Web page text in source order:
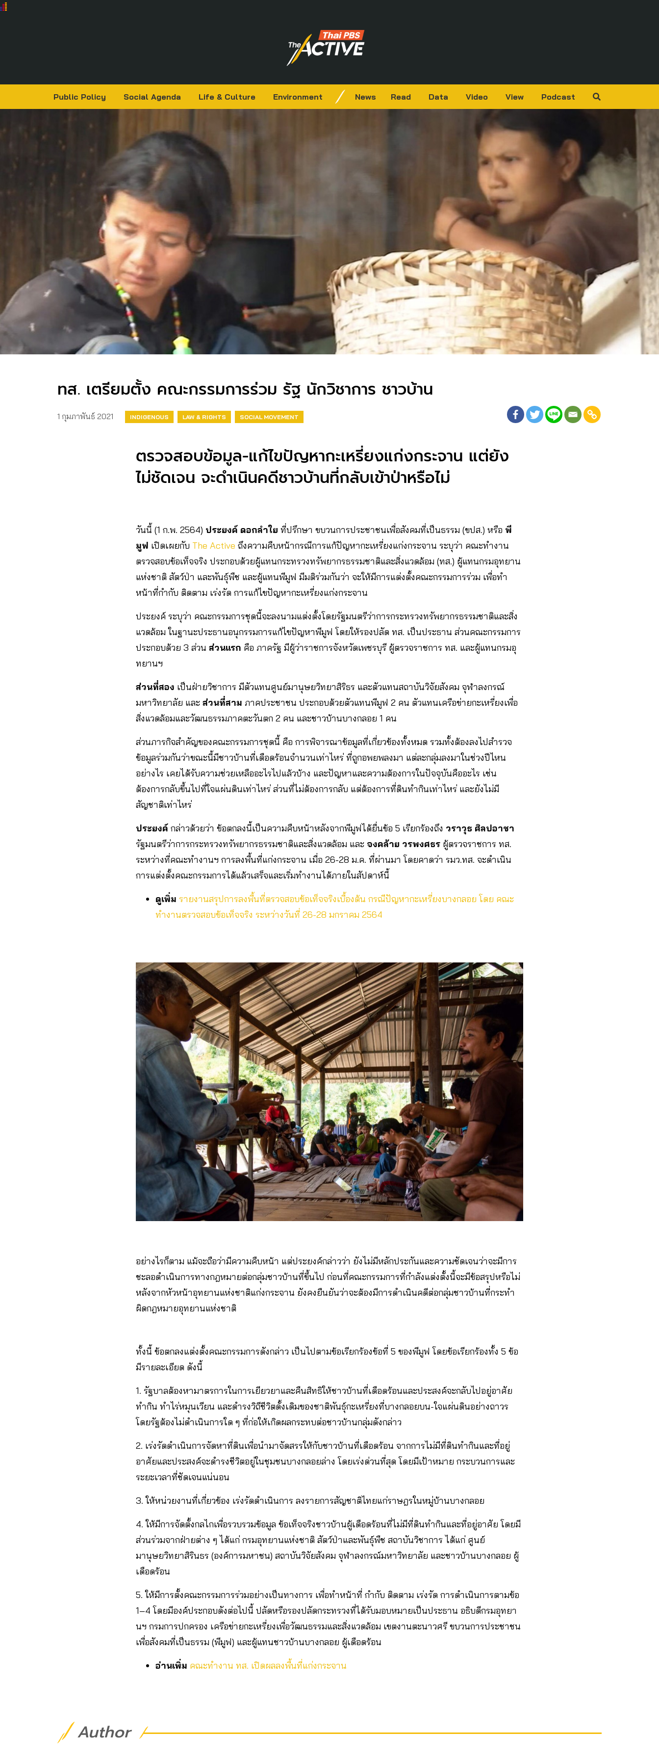
Public Policy Social Agenda Life & Culture Environment News Read Data Video View Podcast
ทส. เตรียมตั้ง คณะกรรมการร่วม รัฐ นักวิชาการ ชาวบ้าน
1 กุมภาพันธ์ 2021 INDIGENOUS LAW & RIGHTS SOCIAL MOVEMENT
ตรวจสอบข้อมูล-แก้ไขปัญหากะเหรี่ยงแก่งกระจาน แต่ยัง
ไม่ชัดเจน จะดำเนินคดีชาวบ้านที่กลับเข้าป่าหรือไม่
วันนี้ (1 ก.พ. 2564) ประยงค์ ดอกลำใย ที่ปรึกษา ขบวนการประชาชนเพื่อสังคมที่เป็นธรรม (ขปส.) หรือ พี
มูฟ เปิดเผยกับ The Active ถึงความคืบหน้ากรณีการแก้ปัญหากะเหรี่ยงแก่งกระจาน ระบุว่า คณะทำงาน
ตรวจสอบข้อเท็จจริง ประกอบด้วยผู้แทนกระทรวงทรัพยากรธรรมชาติและสิ่งแวดล้อม (ทส.) ผู้แทนกรมอุทยาน
แห่งชาติ สัตว์ป่า และพันธุ์พืช และผู้แทนพีมูฟ มีมติร่วมกันว่า จะให้มีการแต่งตั้งคณะกรรมการร่วม เพื่อทำ
หน้าที่กำกับ ติดตาม เร่งรัด การแก้ไขปัญหากะเหรี่ยงแก่งกระจาน
ประยงค์ ระบุว่า คณะกรรมการชุดนี้จะลงนามแต่งตั้งโดยรัฐมนตรีว่าการกระทรวงทรัพยากรธรรมชาติและสิ่ง
แวดล้อม ในฐานะประธานอนุกรรมการแก้ไขปัญหาพีมูฟ โดยให้รองปลัด ทส. เป็นประธาน ส่วนคณะกรรมการ
ประกอบด้วย 3 ส่วน ส่วนแรก คือ ภาครัฐ มีผู้ว่าราชการจังหวัดเพชรบุรี ผู้ตรวจราชการ ทส. และผู้แทนกรมอุ
ทยานฯ
ส่วนที่สอง เป็นฝ่ายวิชาการ มีตัวแทนศูนย์มานุษยวิทยาสิริธร และตัวแทนสถาบันวิจัยสังคม จุฬาลงกรณ์
มหาวิทยาลัย และ ส่วนที่สาม ภาคประชาชน ประกอบด้วยตัวแทนพีมูฟ 2 คน ตัวแทนเครือข่ายกะเหรี่ยงเพื่อ
สิ่งแวดล้อมและวัฒนธรรมภาคตะวันตก 2 คน และชาวบ้านบางกลอย 1 คน
ส่วนภารกิจสำคัญของคณะกรรมการชุดนี้ คือ การพิจารณาข้อมูลที่เกี่ยวข้องทั้งหมด รวมทั้งต้องลงไปสำรวจ
ข้อมูลร่วมกันว่าขณะนี้มีชาวบ้านที่เดือดร้อนจำนวนเท่าไหร่ ที่ถูกอพยพลงมา แต่ละกลุ่มลงมาในช่วงปีไหน
อย่างไร เคยได้รับความช่วยเหลืออะไรไปแล้วบ้าง และปัญหาและความต้องการในปัจจุบันคืออะไร เช่น
ต้องการกลับขึ้นไปที่ใจแผ่นดินเท่าไหร่ ส่วนที่ไม่ต้องการกลับ แต่ต้องการที่ดินทำกินเท่าไหร่ และยังไม่มี
สัญชาติเท่าไหร่
ประยงค์ กล่าวด้วยว่า ข้อตกลงนี้เป็นความคืบหน้าหลังจากพีมูฟได้ยื่นข้อ 5 เรียกร้องถึง วราวุธ ศิลปอาชา
รัฐมนตรีว่าการกระทรวงทรัพยากรธรรมชาติและสิ่งแวดล้อม และ จงคล้าย วรพงศธร ผู้ตรวจราชการ ทส.
ระหว่างที่คณะทำงานฯ การลงพื้นที่แก่งกระจาน เมื่อ 26-28 ม.ค. ที่ผ่านมา โดยคาดว่า รมว.ทส. จะดำเนิน
การแต่งตั้งคณะกรรมการได้แล้วเสร็จและเริ่มทำงานได้ภายในสัปดาห์นี้
ดูเพิ่ม รายงานสรุปการลงพื้นที่ตรวจสอบข้อเท็จจริงเบื้องต้น กรณีปัญหากะเหรี่ยงบางกลอย โดย คณะ
ทำงานตรวจสอบข้อเท็จจริง ระหว่างวันที่ 26-28 มกราคม 2564
อย่างไรก็ตาม แม้จะถือว่ามีความคืบหน้า แต่ประยงค์กล่าวว่า ยังไม่มีหลักประกันและความชัดเจนว่าจะมีการ
ชะลอดำเนินการทางกฎหมายต่อกลุ่มชาวบ้านที่ขึ้นไป ก่อนที่คณะกรรมการที่กำลังแต่งตั้งนี้จะมีข้อสรุปหรือไม่
หลังจากหัวหน้าอุทยานแห่งชาติแก่งกระจาน ยังคงยืนยันว่าจะต้องมีการดำเนินคดีต่อกลุ่มชาวบ้านที่กระทำ
ผิดกฎหมายอุทยานแห่งชาติ
ทั้งนี้ ข้อตกลงแต่งตั้งคณะกรรมการดังกล่าว เป็นไปตามข้อเรียกร้องข้อที่ 5 ของพีมูฟ โดยข้อเรียกร้องทั้ง 5 ข้อ
มีรายละเอียด ดังนี้
1. รัฐบาลต้องหามาตรการในการเยียวยาและคืนสิทธิให้ชาวบ้านที่เดือดร้อนและประสงค์จะกลับไปอยู่อาศัย
ทำกิน ทำไร่หมุนเวียน และดำรงวิถีชีวิตดั้งเดิมของชาติพันธุ์กะเหรี่ยงที่บางกลอยบน-ใจแผ่นดินอย่างถาวร
โดยรัฐต้องไม่ดำเนินการใด ๆ ที่ก่อให้เกิดผลกระทบต่อชาวบ้านกลุ่มดังกล่าว
2. เร่งรัดดำเนินการจัดหาที่ดินเพื่อนำมาจัดสรรให้กับชาวบ้านที่เดือดร้อน จากการไม่มีที่ดินทำกินและที่อยู่
อาศัยและประสงค์จะดำรงชีวิตอยู่ในชุมชนบางกลอยล่าง โดยเร่งด่วนที่สุด โดยมีเป้าหมาย กระบวนการและ
ระยะเวลาที่ชัดเจนแน่นอน
3. ให้หน่วยงานที่เกี่ยวข้อง เร่งรัดดำเนินการ ลงรายการสัญชาติไทยแก่ราษฎรในหมู่บ้านบางกลอย
4. ให้มีการจัดตั้งกลไกเพื่อรวบรวมข้อมูล ข้อเท็จจริงชาวบ้านผู้เดือดร้อนที่ไม่มีที่ดินทำกินและที่อยู่อาศัย โดยมี
ส่วนร่วมจากฝ่ายต่าง ๆ ได้แก่ กรมอุทยานแห่งชาติ สัตว์ป่าและพันธุ์พืช สถาบันวิชาการ ได้แก่ ศูนย์
มานุษยวิทยาสิรินธร (องค์การมหาชน) สถาบันวิจัยสังคม จุฬาลงกรณ์มหาวิทยาลัย และชาวบ้านบางกลอย ผู้
เดือดร้อน
5. ให้มีการตั้งคณะกรรมการร่วมอย่างเป็นทางการ เพื่อทำหน้าที่ กำกับ ติดตาม เร่งรัด การดำเนินการตามข้อ
1–4 โดยมีองค์ประกอบดังต่อไปนี้ ปลัดหรือรองปลัดกระทรวงที่ได้รับมอบหมายเป็นประธาน อธิบดีกรมอุทยา
นฯ กรมการปกครอง เครือข่ายกะเหรี่ยงเพื่อวัฒนธรรมและสิ่งแวดล้อม เขตงานตะนาวศรี ขบวนการประชาชน
เพื่อสังคมที่เป็นธรรม (พีมูฟ) และผู้แทนชาวบ้านบางกลอย ผู้เดือดร้อน
อ่านเพิ่ม คณะทำงาน ทส. เปิดผลลงพื้นที่แก่งกระจาน
Author